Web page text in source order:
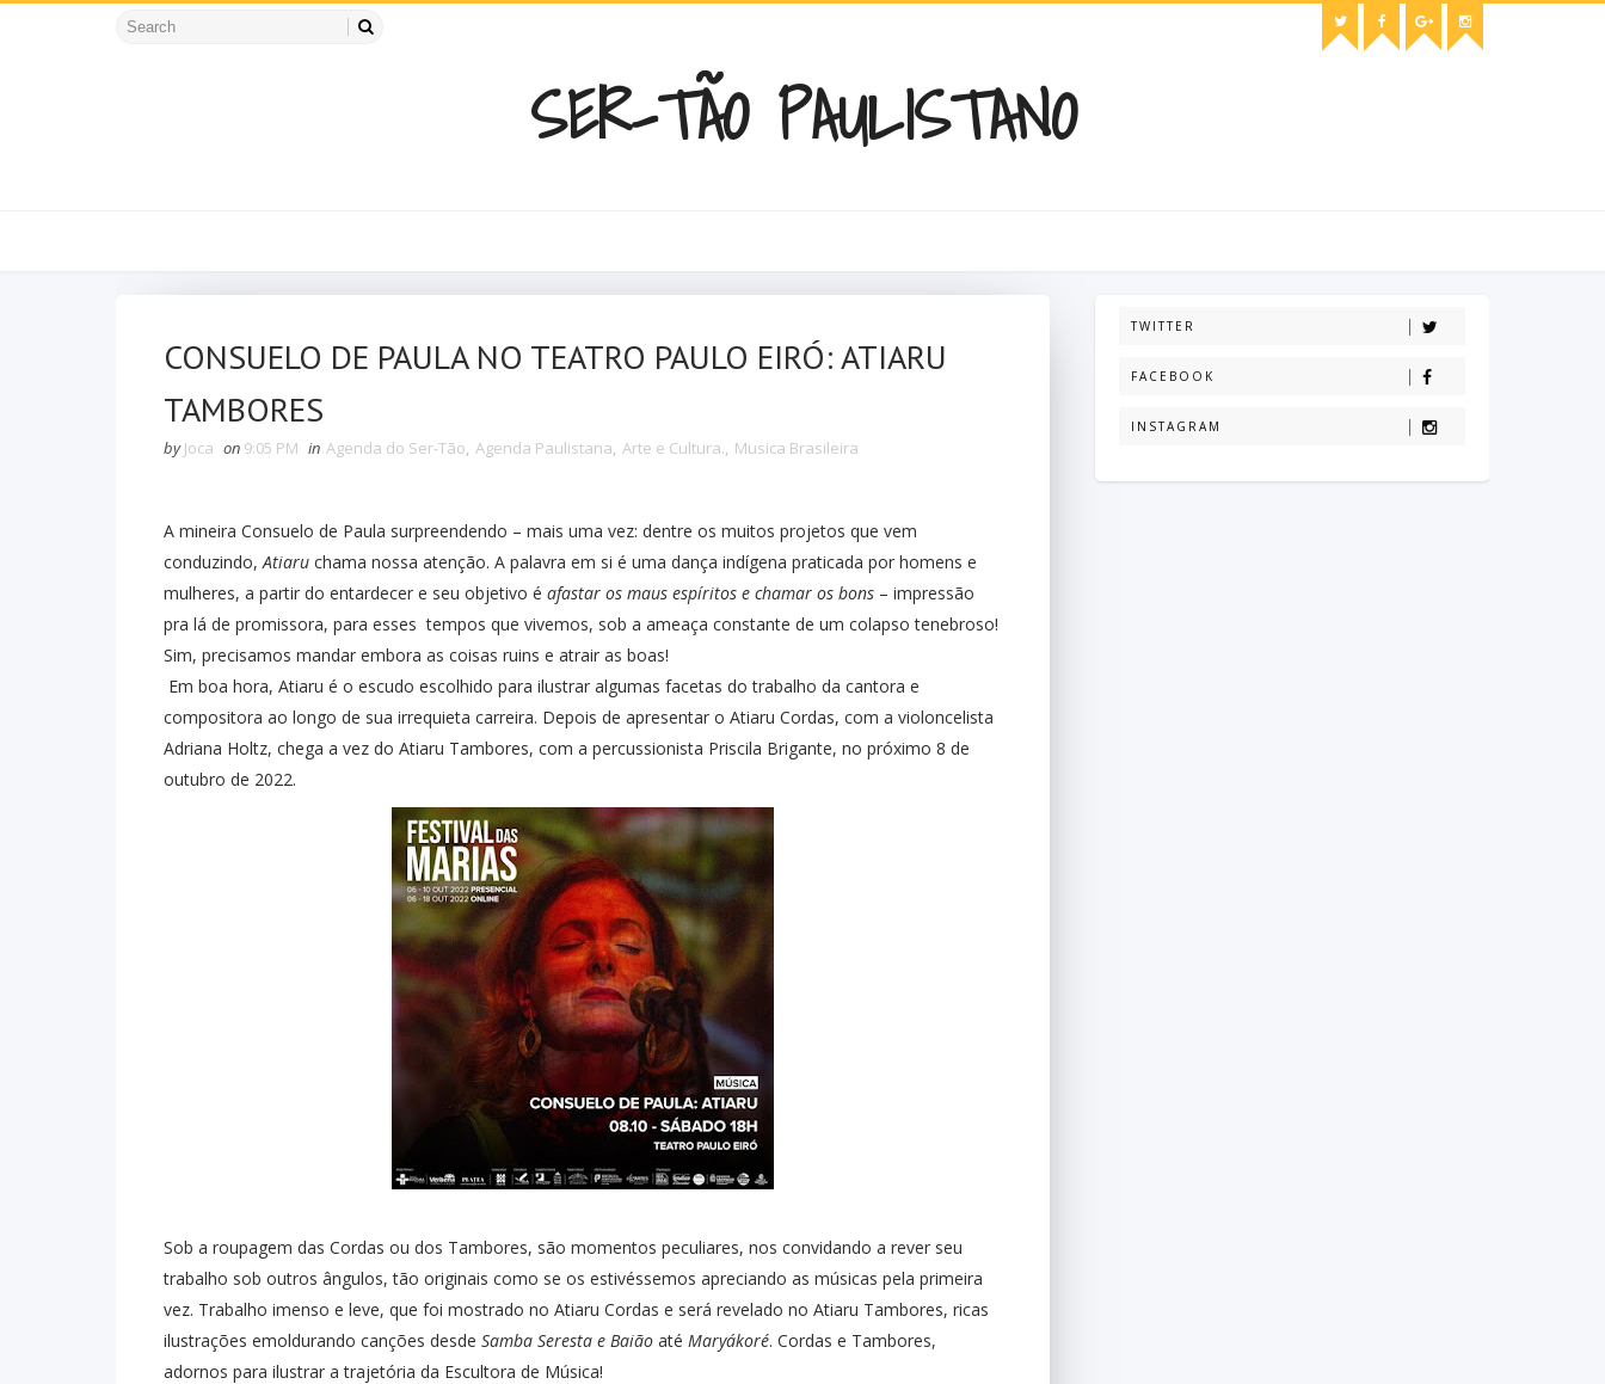
SER-TÃO PAULISTANO
CONSUELO DE PAULA NO TEATRO PAULO EIRÓ: ATIARU
TAMBORES
by Joca on 9:05 PM in Agenda do Ser-Tão, Agenda Paulistana, Arte e Cultura., Musica Brasileira
A mineira Consuelo de Paula surpreendendo – mais uma vez: dentre os muitos projetos que vem
conduzindo,Atiaru chama nossa atenção. A palavra em si é uma dança indígena praticada por homens e
mulheres, a partir do entardecer e seu objetivo é afastar os maus espíritos e chamar os bons – impressão
pra lá de promissora, para esses tempos que vivemos, sob a ameaça constante de um colapso tenebroso!
Sim, precisamos mandar embora as coisas ruins e atrair as boas!
Em boa hora, Atiaru é o escudo escolhido para ilustrar algumas facetas do trabalho da cantora e
compositora ao longo de sua irrequieta carreira. Depois de apresentar o Atiaru Cordas, com a violoncelista
Adriana Holtz, chega a vez do Atiaru Tambores, com a percussionista Priscila Brigante, no próximo 8 de
outubro de 2022.
Sob a roupagem das Cordas ou dos Tambores, são momentos peculiares, nos convidando a rever seu
trabalho sob outros ângulos, tão originais como se os estivéssemos apreciando as músicas pela primeira
vez. Trabalho imenso e leve, que foi mostrado no Atiaru Cordas e será revelado no Atiaru Tambores, ricas
ilustrações emoldurando canções desde Samba Seresta e Baião até Maryákoré. Cordas e Tambores,
adornos para ilustrar a trajetória da Escultora de Música!
TWITTER
FACEBOOK
INSTAGRAM